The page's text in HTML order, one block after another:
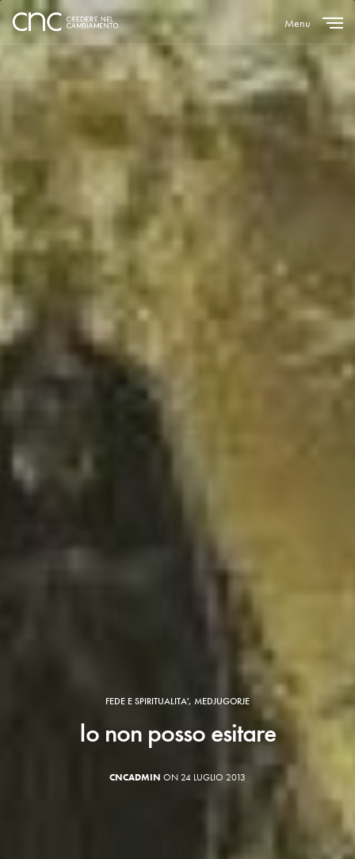
Menu
FEDE E SPIRITUALITA', MEDJUGORJE
Io non posso esitare
CNCADMIN ON 24 LUGLIO 2013